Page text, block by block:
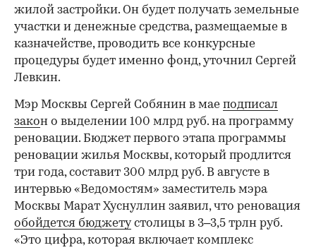
жилой застройки. Он будет получать земельные
участки и денежные средства, размещаемые в
казначействе, проводить все конкурсные
процедуры будет именно фонд, уточнил Сергей
Левкин.
Мэр Москвы Сергей Собянин в мае подписал
закон о выделении 100 млрд руб. на программу
реновации. Бюджет первого этапа программы
реновации жилья Москвы, который продлится
три года, составит 300 млрд руб. В августе в
интервью «Ведомостям» заместитель мэра
Москвы Марат Хуснуллин заявил, что реновация
обойдется бюджетустолицы в 3–3,5 трлн руб.
«Это цифра, которая включает комплекс